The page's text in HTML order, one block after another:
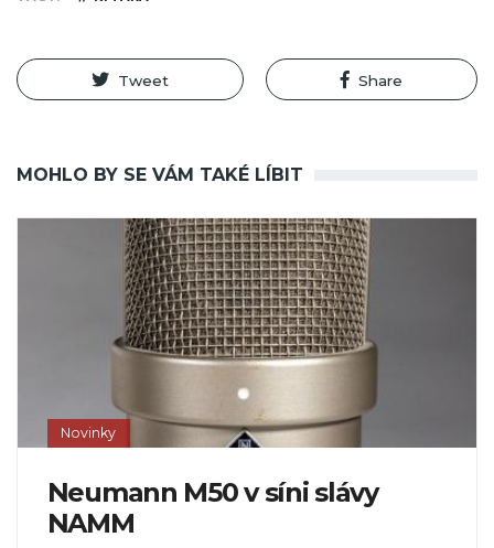
Tweet Share
MOHLO BY SE VÁM TAKÉ LÍBIT
Novinky
Neumann M50 v síni slávy
NAMM